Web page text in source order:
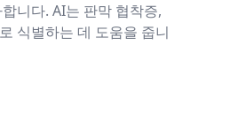
니다. AI는 판막 협착증,
식별하는 데 도움을 줍니